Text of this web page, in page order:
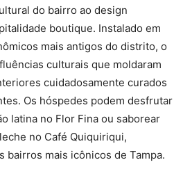
do bairro ao design
boutique. Instalado em
mais antigos do distrito, o
culturais que moldaram
cuidadosamente curados
Os hóspedes podem desfrutar
latina no Flor Fina ou saborear
no Café Quiquiriqui,
bairros mais icônicos de Tampa.